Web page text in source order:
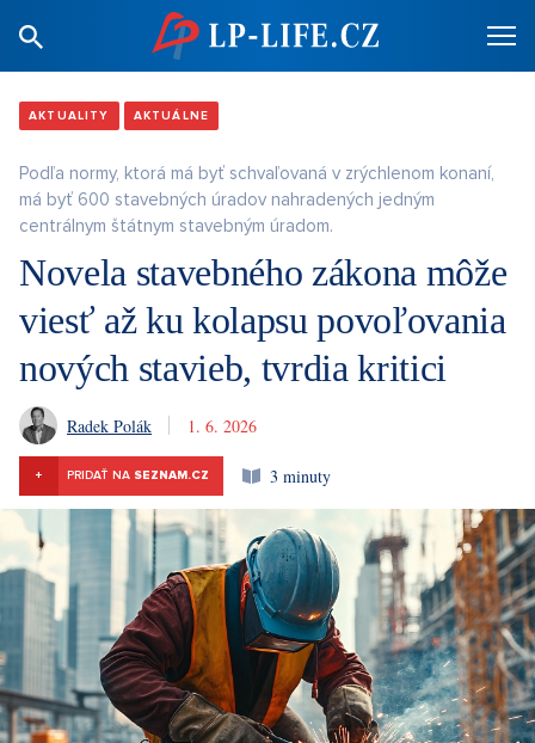
AKTUALITY AKTUÁLNE
Podľa normy, ktorá má byť schvaľovaná v zrýchlenom konaní,
má byť 600 stavebných úradov nahradených jedným
centrálnym štátnym stavebným úradom.
Novela stavebného zákona môže
viesť až ku kolapsu povoľovania
nových stavieb, tvrdia kritici
Radek Polák 1. 6. 2026
+ PRIDAŤ NA SEZNAM.CZ 3 minuty